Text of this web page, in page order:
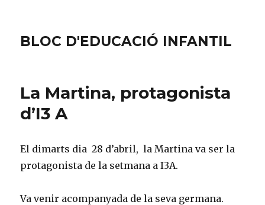
BLOC D'EDUCACIÓ INFANTIL
La Martina, protagonista
d’I3 A
El dimarts dia 28 d’abril, la Martina va ser la
protagonista de la setmana a I3A.
Va venir acompanyada de la seva germana.